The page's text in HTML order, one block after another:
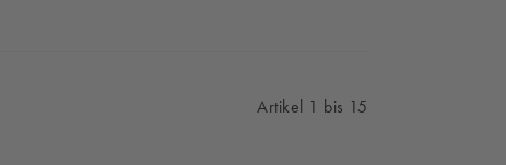
Artikel 1 bis 15